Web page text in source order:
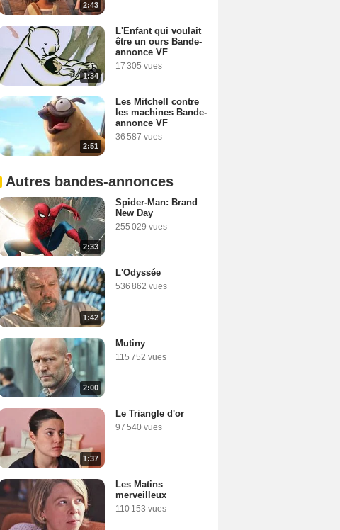
2:43
1:34
L'Enfant qui voulait
être un ours Bande-
annonce VF
17 305 vues
2:51
Les Mitchell contre
les machines Bande-
annonce VF
36 587 vues
Autres bandes-annonces
2:33
Spider-Man: Brand
New Day
255 029 vues
1:42
L'Odyssée
536 862 vues
2:00
Mutiny
115 752 vues
1:37
Le Triangle d'or
97 540 vues
Les Matins
merveilleux
110 153 vues